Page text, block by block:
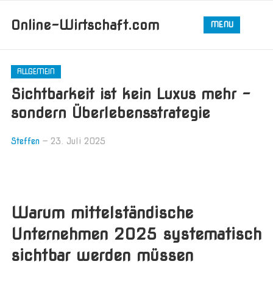
Online-Wirtschaft.com MENU
ALLGEMEIN
Sichtbarkeit ist kein Luxus mehr –
sondern Überlebensstrategie
Steffen— 23. Juli 2025
Warum mittelständische
Unternehmen 2025 systematisch
sichtbar werden müssen